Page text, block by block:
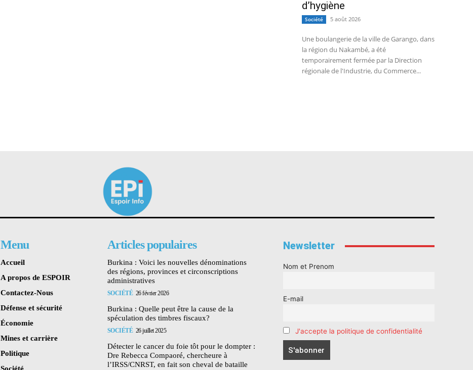
d’hygiène
Société 5 août 2026
Une boulangerie de la ville de Garango, dans
la région du Nakambé, a été
temporairement fermée par la Direction
régionale de l'Industrie, du Commerce...
Menu
Accueil
A propos de ESPOIR
Contactez-Nous
Défense et sécurité
Économie
Mines et carrière
Politique
Articles populaires
Burkina : Voici les nouvelles dénominations
des régions, provinces et circonscriptions
administratives
SOCIÉTÉ 26 février 2026
Burkina : Quelle peut être la cause de la
spéculation des timbres fiscaux?
SOCIÉTÉ 26 juillet 2025
Détecter le cancer du foie tôt pour le dompter :
Dre Rebecca Compaoré, chercheure à
l’IRSS/CNRST, en fait son cheval de bataille
Newsletter
Nom et Prenom
E-mail
J'accepte la politique de confidentialité